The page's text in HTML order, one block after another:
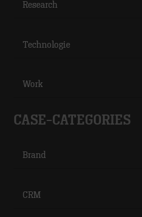
Research
Technologie
Work
CASE-CATEGORIES
Brand
CRM